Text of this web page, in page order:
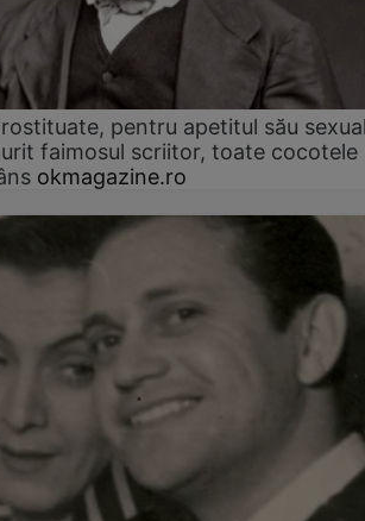
pentru apetitul său
faimosul scriitor, toate cocotele
okmagazine.ro